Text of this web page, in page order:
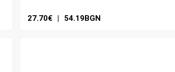
27.70€ 54.19BGN